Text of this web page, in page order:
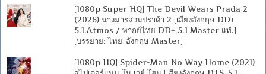
[1080p Super HQ] The Devil Wears Prada 2
(2026) นางมารสวมปราด้า 2 [เสียงอังกฤษ DD+
5.1.Atmos / พากย์ไทย DD+ 5.1 Master แท้.]
[บรรยาย: ไทย-อังกฤษ Master]
[1080p HQ] Spider-Man No Way Home (2021)